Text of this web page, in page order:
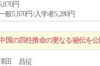
円
般5,870円/入学者5,280円
の四柱推命の更なる秘伝を
田 昌征